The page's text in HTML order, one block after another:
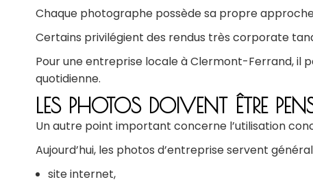
Chaque photographe possède sa propre
Certains privilégient des rendus très corporate
Pour une entreprise locale à Clermont-Ferrand, il
quotidienne.
LES PHOTOS DOIVENT ÊTRE
Un autre point important concerne l’utilisation
Aujourd’hui, les photos d’entreprise servent
site internet,